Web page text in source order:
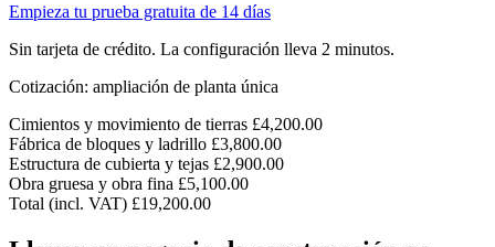
Empieza tu prueba gratuita de 14 días
Sin tarjeta de crédito. La configuración lleva 2 minutos.
Cotización: ampliación de planta única
Cimientos y movimiento de tierras £4,200.00
Fábrica de bloques y ladrillo £3,800.00
Estructura de cubierta y tejas £2,900.00
Obra gruesa y obra fina £5,100.00
Total (incl. VAT) £19,200.00